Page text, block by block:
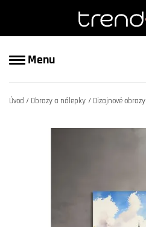
Menu
Úvod Obrazy a nálepky Dizajnové obrazy